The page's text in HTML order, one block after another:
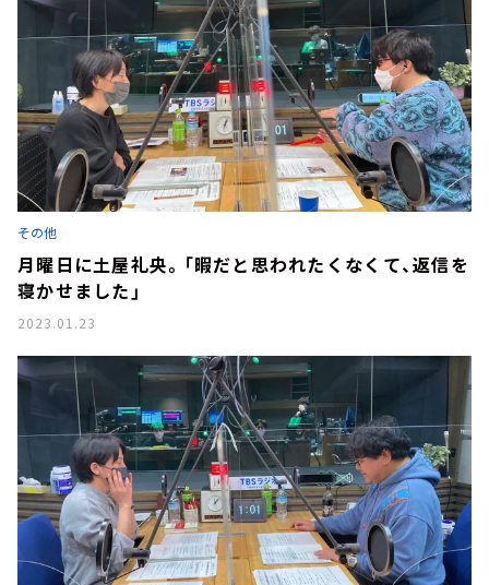
その他
月曜日に土屋礼央。「暇だと思われたくなくて、返信を
寝かせました」
2023.01.23